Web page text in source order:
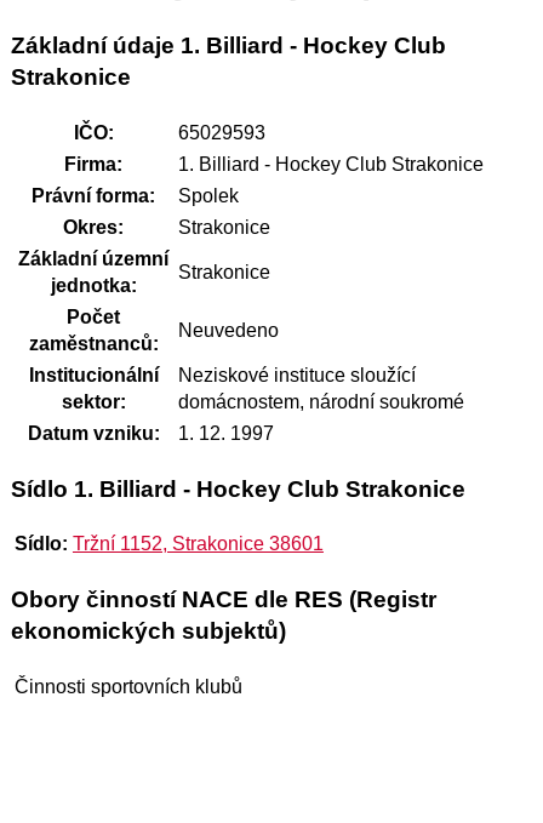
Základní údaje 1. Billiard - Hockey Club
Strakonice
IČO:
65029593
Firma:
1. Billiard - Hockey Club Strakonice
Právní forma:
Spolek
Okres:
Strakonice
Základní územní
jednotka:
Strakonice
Počet
zaměstnanců:
Neuvedeno
Institucionální
sektor:
Neziskové instituce sloužící
domácnostem, národní soukromé
Datum vzniku:
1. 12. 1997
Sídlo 1. Billiard - Hockey Club Strakonice
Sídlo: Tržní 1152, Strakonice 38601
Obory činností NACE dle RES (Registr
ekonomických subjektů)
Činnosti sportovních klubů